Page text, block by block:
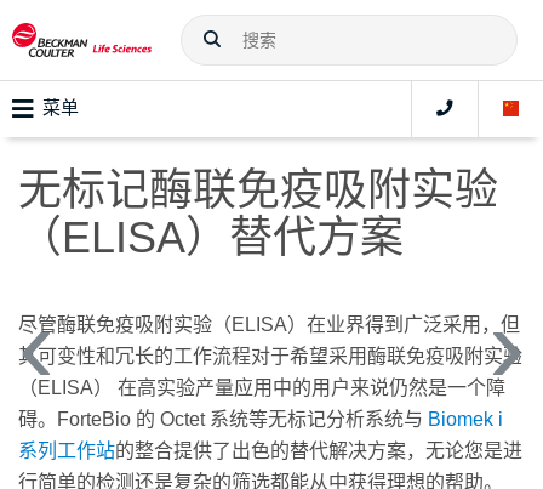
菜单
无标记酶联免疫吸附实验
（ELISA）替代方案
尽管酶联免疫吸附实验（ELISA）在业界得到广泛采用，但
其可变性和冗长的工作流程对于希望采用酶联免疫吸附实验
（ELISA） 在高实验产量应用中的用户来说仍然是一个障
碍。ForteBio 的 Octet 系统等无标记分析系统与 Biomek i
系列工作站的整合提供了出色的替代解决方案，无论您是进
行简单的检测还是复杂的筛选都能从中获得理想的帮助。